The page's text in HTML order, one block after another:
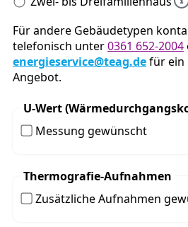
Für andere Gebäudetypen
telefonisch unter0361 652-2004
energieservice@teag.defür ein
Angebot.
U-Wert
Messung gewünscht
Thermografie-Aufnahmen
Zusätzliche Aufnahmen